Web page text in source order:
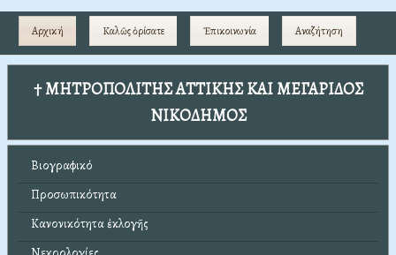
Αρχική Καλῶς ὁρίσατε Ἐπικοινωνία Αναζήτηση
† ΜΗΤΡΟΠΟΛΙΤΗΣ ΑΤΤΙΚΗΣ ΚΑΙ ΜΕΓΑΡΙΔΟΣ
ΝΙΚΟΔΗΜΟΣ
Βιογραφικό
Προσωπικότητα
Κανονικότητα ἐκλογῆς